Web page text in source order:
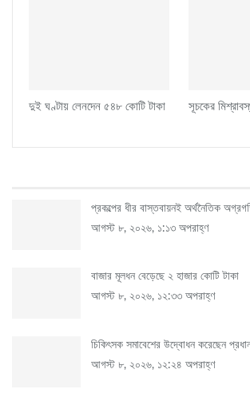
দুই ঘণ্টায় লেনদেন ৫৪৮ কোটি টাকা সূচকের
প্রকল্পের ধীর বাস্তবায়নই অর্থনৈতিক
আগস্ট ৮, ২০২৬, ১:১৩ অপরাহ্ণ
বাজার মূলধন বেড়েছে ২ হাজার কোটি টাকা
আগস্ট ৮, ২০২৬, ১২:৩৩ অপরাহ্ণ
চিকিৎসক সমাবেশের উদ্বোধন করেছেন
আগস্ট ৮, ২০২৬, ১২:২৪ অপরাহ্ণ